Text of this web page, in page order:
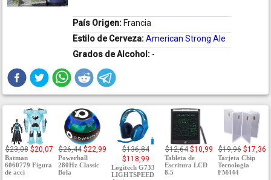
País Origen: Francia
Estilo de Cerveza:American Strong Ale
Grados de Alcohol: -
$23,08 $20,07
Batman
6060779 Figura
de acci
$26,44 $22,99
Powerball
280Hz Classic
Bola
$136,84
$118,99
Logitech G733
LIGHTSPEED
$12,64 $10,99
Tableta de
Escritura LCD
8.5
$19,96 $17,36
Tarjeta Chip
Tecnologia
FM444